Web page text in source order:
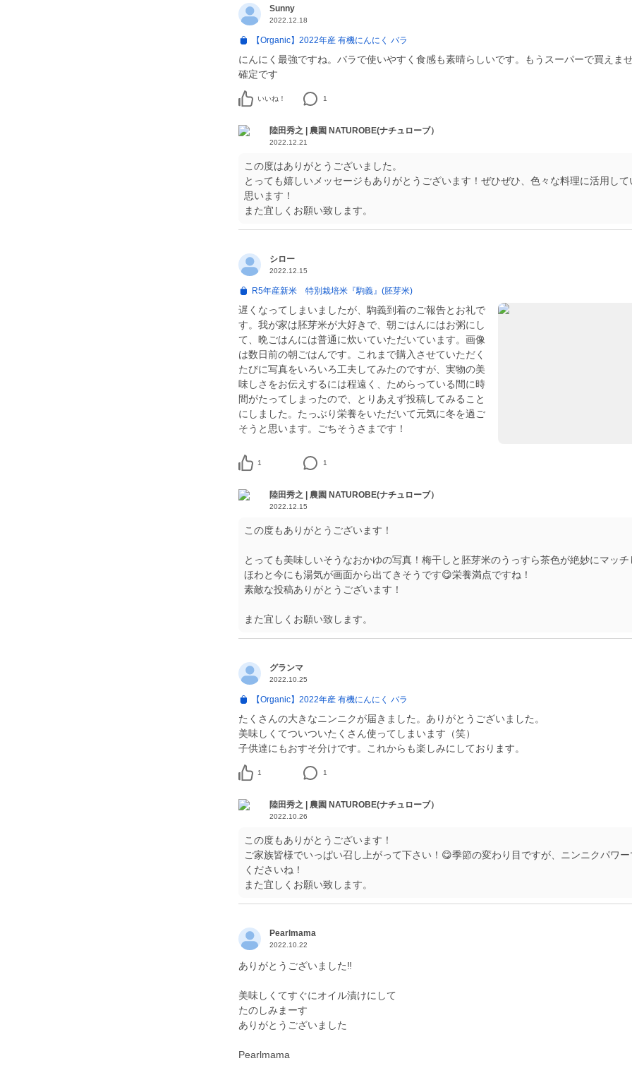
Sunny
2022.12.18
【Organic】2022年産 有機にんにく バラ
にんにく最強ですね。バラで使いやすく食感も素晴らしいです。もうスーパーで買えま
確定です
いいね！ 1
陸田秀之 | 農園 NATUROBE(ナチュローブ）
2022.12.21
この度はありがとうございました。
とっても嬉しいメッセージもありがとうございます！ぜひぜひ、色々な料理に活用して
思います！
また宜しくお願い致します。
シロー
2022.12.15
R5年産新米 特別栽培米『駒義』(胚芽米)
遅くなってしまいましたが、駒義到着のご報告とお礼で
す。我が家は胚芽米が大好きで、朝ごはんにはお粥にし
て、晩ごはんには普通に炊いていただいています。画像
は数日前の朝ごはんです。これまで購入させていただく
たびに写真をいろいろ工夫してみたのですが、実物の美
味しさをお伝えするには程遠く、ためらっている間に時
間がたってしまったので、とりあえず投稿してみること
にしました。たっぶり栄養をいただいて元気に冬を過ご
1 1
陸田秀之 | 農園 NATUROBE(ナチュローブ）
2022.12.15
この度もありがとうございます！
とっても美味しいそうなおかゆの写真！梅干しと胚芽米のうっすら茶色が絶妙にマッ
ほわと今にも湯気が画面から出てきそうです😋栄養満点ですね！
素敵な投稿ありがとうございます！
また宜しくお願い致します。
グランマ
2022.10.25
【Organic】2022年産 有機にんにく バラ
たくさんの大きなニンニクが届きました。ありがとうございました。
美味しくてついついたくさん使ってしまいます（笑）
子供達にもおすそ分けです。これからも楽しみにしております。
1 1
陸田秀之 | 農園 NATUROBE(ナチュローブ）
2022.10.26
この度もありがとうございます！
ご家族皆様でいっぱい召し上がって下さい！😋季節の変わり目ですが、ニンニクパワ
くださいね！
また宜しくお願い致します。
Pearlmama
2022.10.22
ありがとうございました‼️
美味しくてすぐにオイル漬けにして
たのしみまーす
ありがとうございました
Pearlmama